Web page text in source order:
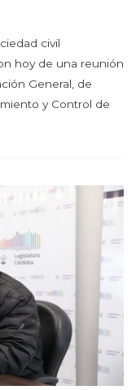
civil
hoy de una reunión
General, de
y Control de